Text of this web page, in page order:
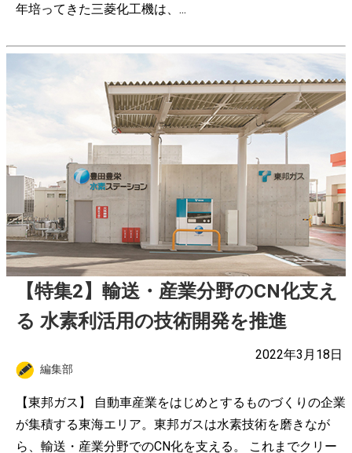
年培ってきた三菱化工機は、...
【特集2】輸送・産業分野のCN化支え
る 水素利活用の技術開発を推進
2022年3月18日
編集部
【東邦ガス】 自動車産業をはじめとするものづくりの企業
が集積する東海エリア。東邦ガスは水素技術を磨きなが
ら、輸送・産業分野でのCN化を支える。 これまでクリー